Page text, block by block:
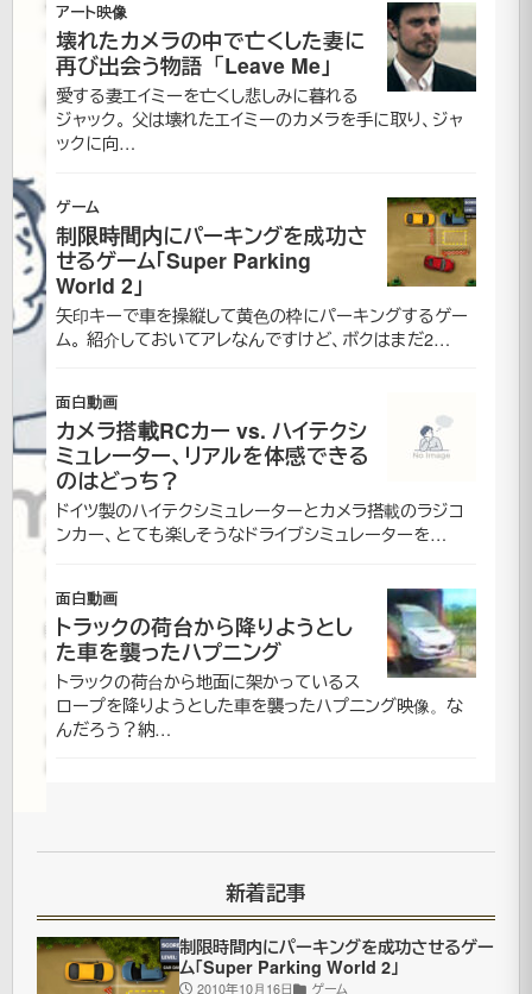
つ
め
る
ネ
コ、
そ
し
て・・・
2009
年3月
30日
2021
16日更
新
動
物・
ペッ
ト|面
白動
画
前
アート映像
壊れたカメラの中で亡くした妻に
再び出会う物語「Leave Me」
愛する妻エイミーを亡くし悲しみに暮れる
ジャック。 父は壊れたエイミーのカメラを手に取り、ジャ
ックに向…
ゲーム
制限時間内にパーキングを成功さ
せるゲーム「Super Parking
World 2」
矢印キーで車を操縦して黄色の枠にパーキングするゲー
ム。 紹介しておいてアレなんですけど、ボクはまだ2…
面白動画
カメラ搭載RCカー vs. ハイテクシ
ミュレーター、リアルを体感できる
のはどっち？
ドイツ製のハイテクシミュレーターとカメラ搭載のラジコ
ンカー、とても楽しそうなドライブシミュレーターを…
面白動画
トラックの荷台から降りようとし
た車を襲ったハプニング
トラックの荷台から地面に架かっているス
ロープを降りようとした車を襲ったハプニング映像。な
んだろう？納…
新着記事
制限時間内にパーキングを成功させるゲー
ム「Super Parking World 2」
2010年10月16日 ゲーム